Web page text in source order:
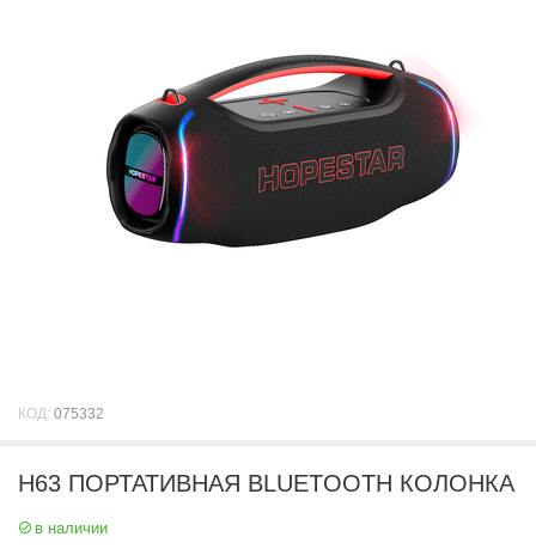
КОД: 075332
H63 ПОРТАТИВНАЯ BLUETOOTH КОЛОНКА
в наличии